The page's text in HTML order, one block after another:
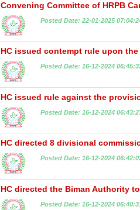
Convening Committee of HRPB
Posted Date: 22-01-2025
HC issued contempt rule upon
Posted Date: 16-12-2024
HC issued rule against the
Posted Date: 16-12-2024
HC directed 8 divisional
Posted Date: 16-12-2024
HC directed the Biman Authority
Posted Date: 16-12-2024